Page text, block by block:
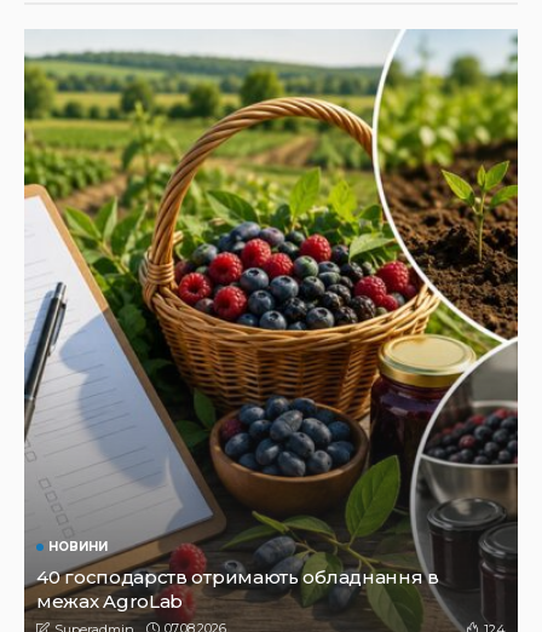
НОВИНИ
Не їжте біля шкірки: фахівці розповіли, як безпечно
ласувати кавунами
Superadmin 31.07.2026 190
НОВИНИ ПРЕС РЕЛІЗИ